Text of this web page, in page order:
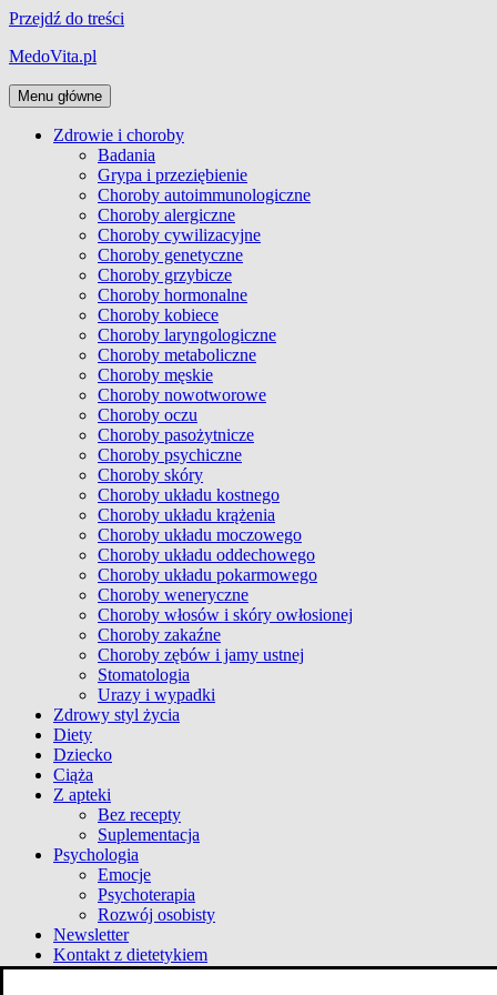
Przejdź do treści
MedoVita.pl
Menu główne
Zdrowie i choroby
Badania
Grypa i przeziębienie
Choroby autoimmunologiczne
Choroby alergiczne
Choroby cywilizacyjne
Choroby genetyczne
Choroby grzybicze
Choroby hormonalne
Choroby kobiece
Choroby laryngologiczne
Choroby metaboliczne
Choroby męskie
Choroby nowotworowe
Choroby oczu
Choroby pasożytnicze
Choroby psychiczne
Choroby skóry
Choroby układu kostnego
Choroby układu krążenia
Choroby układu moczowego
Choroby układu oddechowego
Choroby układu pokarmowego
Choroby weneryczne
Choroby włosów i skóry owłosionej
Choroby zakaźne
Choroby zębów i jamy ustnej
Stomatologia
Urazy i wypadki
Zdrowy styl życia
Diety
Dziecko
Ciąża
Z apteki
Bez recepty
Suplementacja
Psychologia
Emocje
Psychoterapia
Rozwój osobisty
Newsletter
Kontakt z dietetykiem